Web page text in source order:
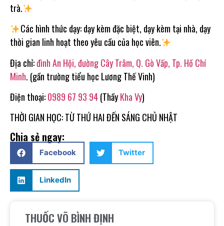
trà.
Các hình thức dạy: dạy kèm đặc biệt, dạy kèm tại nhà, dạy
thời gian linh hoạt theo yêu cầu của học viên.
Địa chỉ:đình An Hội, đường Cây Trâm, Q. Gò Vấp, Tp. Hồ Chí
Minh. (gần trường tiểu học Lương Thế Vinh)
Điện thoại:0989 67 93 94(ThầyKha Vy)
THỜI GIAN HỌC: TỪ THỨ HAI ĐẾN SÁNG CHỦ NHẬT
Chia sẻ ngay:
Facebook Twitter
LinkedIn
THUỐC VÕ BÌNH ĐỊNH